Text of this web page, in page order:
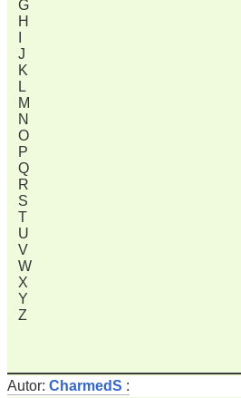
G
H
J
K
L
M
N
O
P
Q
R
S
T
U
V
W
X
Y
Z
Autor: CharmedS :